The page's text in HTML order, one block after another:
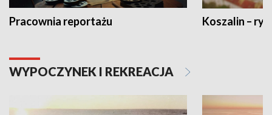
Pracownia reportażu Koszalin –
WYPOCZYNEK I REKREACJA